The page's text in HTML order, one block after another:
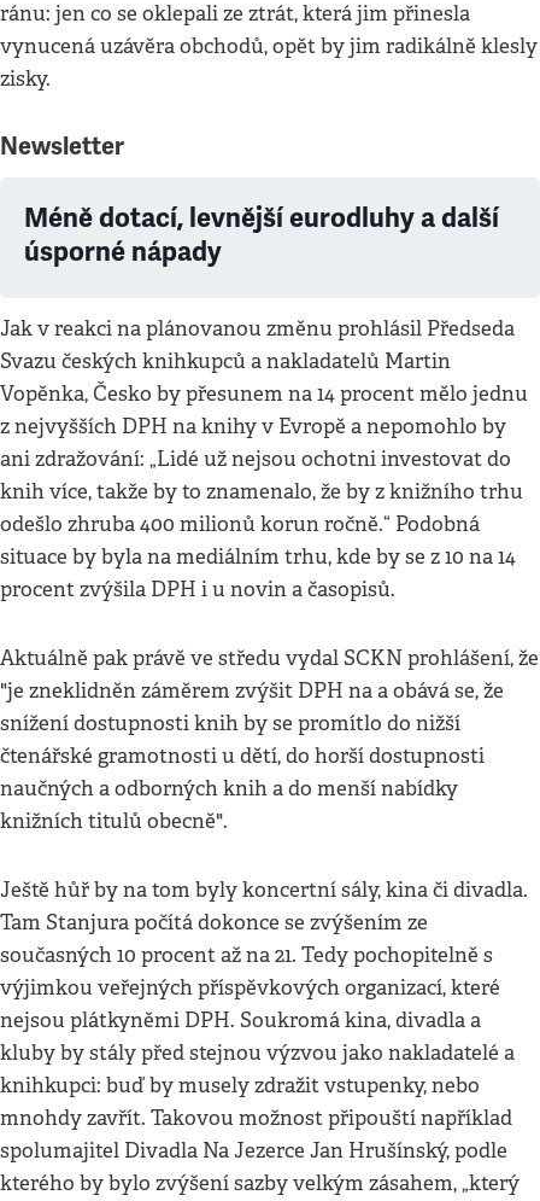
ránu: jen co se oklepali ze ztrát, která jim přinesla
vynucená uzávěra obchodů, opět by jim radikálně klesly
zisky.
Newsletter
Méně dotací, levnější eurodluhy a další
úsporné nápady
Jak v reakci na plánovanou změnu prohlásil Předseda
Svazu českých knihkupců a nakladatelů Martin
Vopěnka, Česko by přesunem na 14 procent mělo jednu
z nejvyšších DPH na knihy v Evropě a nepomohlo by
ani zdražování: „Lidé už nejsou ochotni investovat do
knih více, takže by to znamenalo, že by z knižního trhu
odešlo zhruba 400 milionů korun ročně.“ Podobná
situace by byla na mediálním trhu, kde by se z 10 na 14
procent zvýšila DPH i u novin a časopisů.
Aktuálně pak právě ve středu vydal SCKN prohlášení, že
"je zneklidněn záměrem zvýšit DPH na a obává se, že
snížení dostupnosti knih by se promítlo do nižší
čtenářské gramotnosti u dětí, do horší dostupnosti
naučných a odborných knih a do menší nabídky
knižních titulů obecně".
Ještě hůř by na tom byly koncertní sály, kina či divadla.
Tam Stanjura počítá dokonce se zvýšením ze
současných 10 procent až na 21. Tedy pochopitelně s
výjimkou veřejných příspěvkových organizací, které
nejsou plátkyněmi DPH. Soukromá kina, divadla a
kluby by stály před stejnou výzvou jako nakladatelé a
knihkupci: buď by musely zdražit vstupenky, nebo
mnohdy zavřít. Takovou možnost připouští například
spolumajitel Divadla Na Jezerce Jan Hrušínský, podle
kterého by bylo zvýšení sazby velkým zásahem, „který